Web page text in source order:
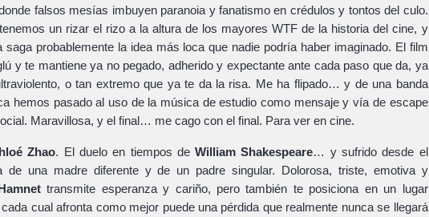
falsos mesías imbuyen paranoia y fanatismo en crédulos y tontos del culo.
un rizar el rizo a la altura de los mayores WTF de la historia del cine, y
saga probablemente la idea más loca que nadie podría haber imaginado. El film
y te mantiene ya no pegado, adherido y expectante ante cada paso que da, ya
o tan extremo que ya te da la risa. Me ha flipado… y de una banda
hemos pasado al uso de la música de estudio como mensaje y vía de escape
Maravillosa, y el final… me cago con el final. Para ver en cine.
Zhao. El duelo en tiempos deWilliam Shakespeare… y sufrido desde el
de una madre diferente y de un padre singular. Dolorosa, triste, emotiva y
transmite esperanza y cariño, pero también te posiciona en un lugar
cual afronta como mejor puede una pérdida que realmente nunca se llegará